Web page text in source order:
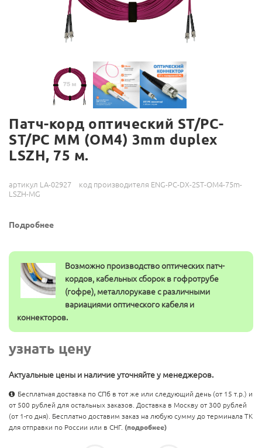
Патч-корд оптический ST/PC-
ST/PC MM (OM4) 3mm duplex
LSZH, 75 м.
артикул LA-02927
код производителя ENG-PC-DX-2ST-OM4-75m-
LSZH-MG
Подробнее
Возможно производство оптических патч-
кордов, кабельных сборок в гофротрубе
(гофре), металлорукаве с различными
вариациями оптического кабеля и
коннекторов.
узнать цену
Актуальные цены и наличие уточняйте у менеджеров.
Бесплатная доставка по СПб в тот же или следующий день (от 15 т.р.) и
от 500 рублей для остальных заказов. Доставка в Москву от 300 рублей
(от 1-го дня). Бесплатно доставим заказ на любую сумму до терминала ТК
для отправки по России или в СНГ. (подробнее)